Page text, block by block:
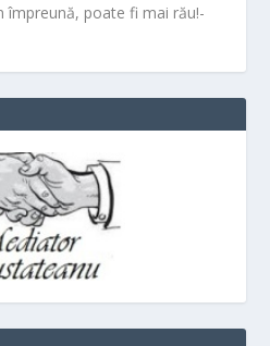
împreună, poate fi mai rău!-